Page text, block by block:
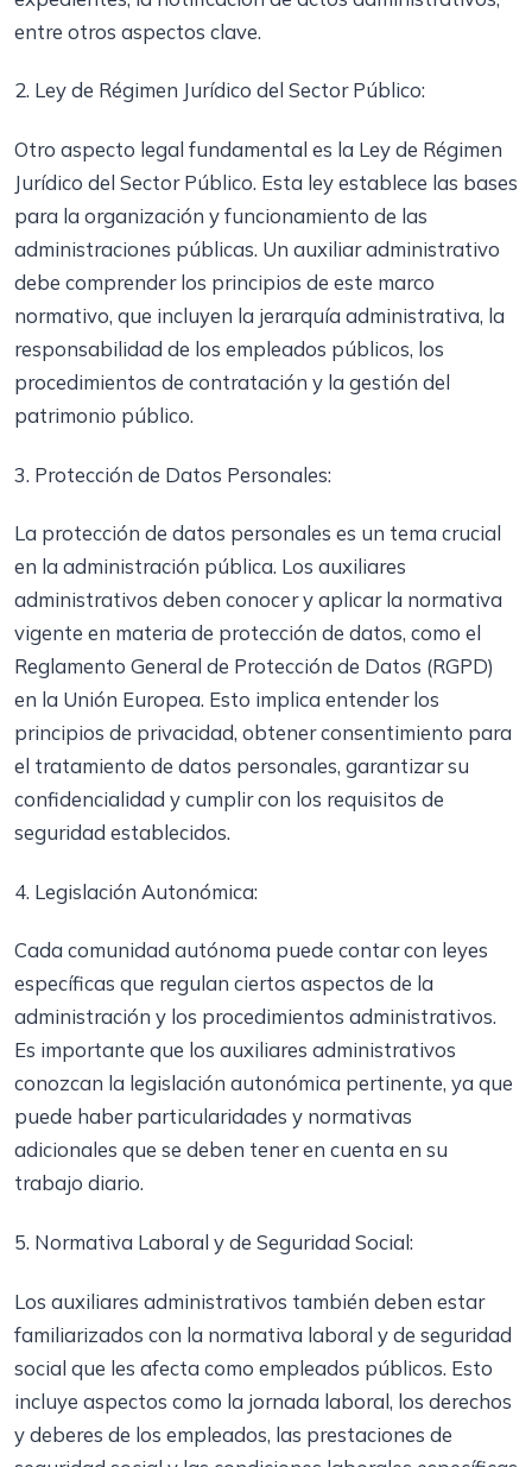
entre otros aspectos clave.
2. Ley de Régimen Jurídico del Sector Público:
Otro aspecto legal fundamental es la Ley de Régimen
Jurídico del Sector Público. Esta ley establece las bases
para la organización y funcionamiento de las
administraciones públicas. Un auxiliar administrativo
debe comprender los principios de este marco
normativo, que incluyen la jerarquía administrativa, la
responsabilidad de los empleados públicos, los
procedimientos de contratación y la gestión del
patrimonio público.
3. Protección de Datos Personales:
La protección de datos personales es un tema crucial
en la administración pública. Los auxiliares
administrativos deben conocer y aplicar la normativa
vigente en materia de protección de datos, como el
Reglamento General de Protección de Datos (RGPD)
en la Unión Europea. Esto implica entender los
principios de privacidad, obtener consentimiento para
el tratamiento de datos personales, garantizar su
confidencialidad y cumplir con los requisitos de
seguridad establecidos.
4. Legislación Autonómica:
Cada comunidad autónoma puede contar con leyes
específicas que regulan ciertos aspectos de la
administración y los procedimientos administrativos.
Es importante que los auxiliares administrativos
conozcan la legislación autonómica pertinente, ya que
puede haber particularidades y normativas
adicionales que se deben tener en cuenta en su
trabajo diario.
5. Normativa Laboral y de Seguridad Social:
Los auxiliares administrativos también deben estar
familiarizados con la normativa laboral y de seguridad
social que les afecta como empleados públicos. Esto
incluye aspectos como la jornada laboral, los derechos
y deberes de los empleados, las prestaciones de